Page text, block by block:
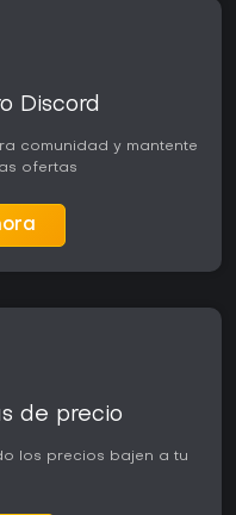
Discord
comunidad y mantente
ofertas
de precio
los precios bajen a tu